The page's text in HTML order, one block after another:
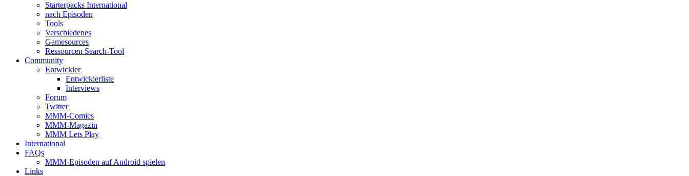
Starterpacks International
nach Episoden
Tools
Verschiedenes
Gamesources
Ressourcen Search-Tool
Community
Entwickler
Entwicklerliste
Interviews
Forum
Twitter
MMM-Comics
MMM-Magazin
MMM Lets Play
International
FAQs
MMM-Episoden auf Android spielen
Links